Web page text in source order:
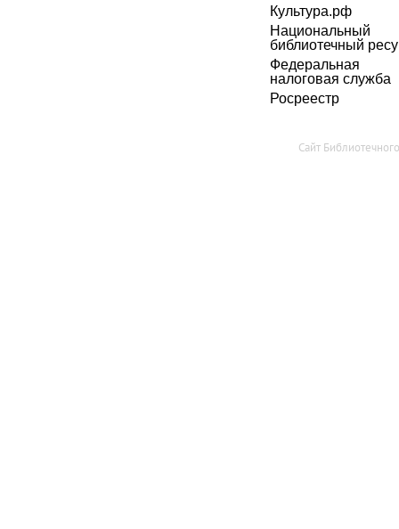
Культура.рф
Национальный
библиотечный
Федеральная
налоговая служба
Росреестр
Сайт